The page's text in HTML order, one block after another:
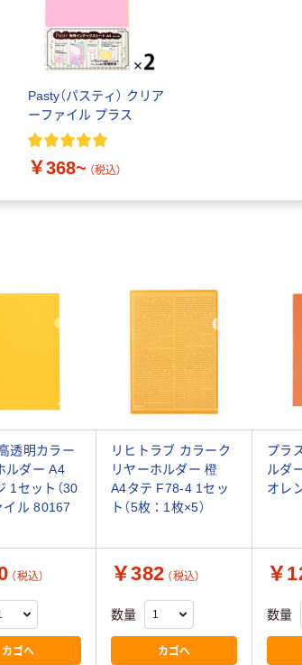
Pasty（パスティ） クリア
ーファイル プラス
￥368~ （税込）
透明カラー
ルダー A4
1セット（30
イル 80167
リヒトラブ カラーク
リヤーホルダー 橙
A4タテ F78-4 1セッ
ト（5枚：1枚×5）
プラ
ルダ
オレ
（税込）
カゴへ
￥382 （税込）
数量
カゴへ
￥
数量